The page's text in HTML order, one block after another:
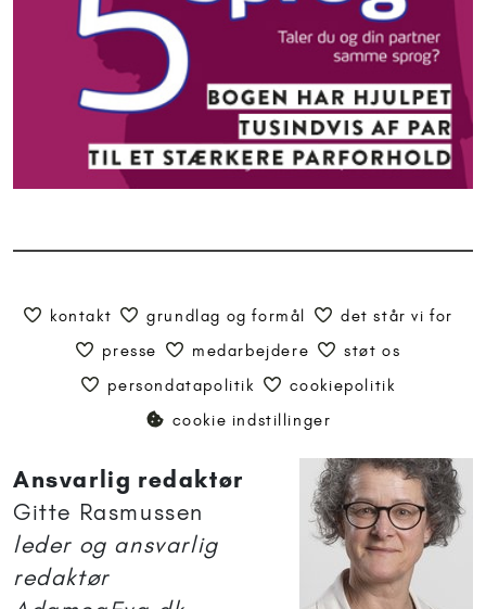
kontakt grundlag og formål
det står vi for
presse
medarbejdere
støt os
persondatapolitik
cookiepolitik
cookie indstillinger
Ansvarlig redaktør
Gitte Rasmussen
leder og ansvarlig
redaktør